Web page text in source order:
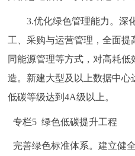
3.优化绿色管理能力。深
工、采购与运营管理，全面
同能源管理等方式，对高耗
造。新建大型及以上数据中
低碳等级达到4A级以上。
专栏5 绿色低碳提升工程
完善绿色标准体系。建立健